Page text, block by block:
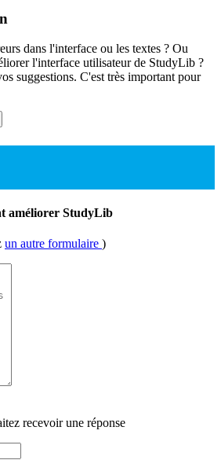
dans l'interface ou les textes ? Ou
l'interface utilisateur de StudyLib ?
suggestions. C'est très important pour
améliorer StudyLib
un autre formulaire )
recevoir une réponse